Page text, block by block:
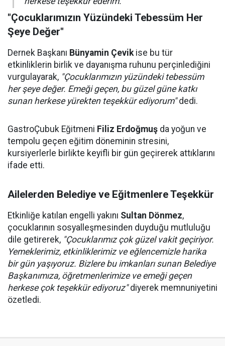
"Çocuklarımızın Yüzündeki Tebessüm Her
Şeye Değer"
Dernek Başkanı Bünyamin Çevikise bu tür
etkinliklerin birlik ve dayanışma ruhunu perçinlediğini
vurgulayarak, "Çocuklarımızın yüzündeki tebessüm
her şeye değer. Emeği geçen, bu güzel güne katkı
sunan herkese yürekten teşekkür ediyorum"dedi.
GastroÇubuk Eğitmeni Filiz Erdoğmuş da yoğun ve
tempolu geçen eğitim döneminin stresini,
kursiyerlerle birlikte keyifli bir gün geçirerek attıklarını
ifade etti.
Ailelerden Belediye ve Eğitmenlere Teşekkür
Etkinliğe katılan engelli yakını Sultan Dönmez,
çocuklarının sosyalleşmesinden duyduğu mutluluğu
dile getirerek, "Çocuklarımız çok güzel vakit geçiriyor.
Yemeklerimiz, etkinliklerimiz ve eğlencemizle harika
bir gün yaşıyoruz. Bizlere bu imkanları sunan Belediye
Başkanımıza, öğretmenlerimize ve emeği geçen
herkese çok teşekkür ediyoruz"diyerek memnuniyetini
özetledi.